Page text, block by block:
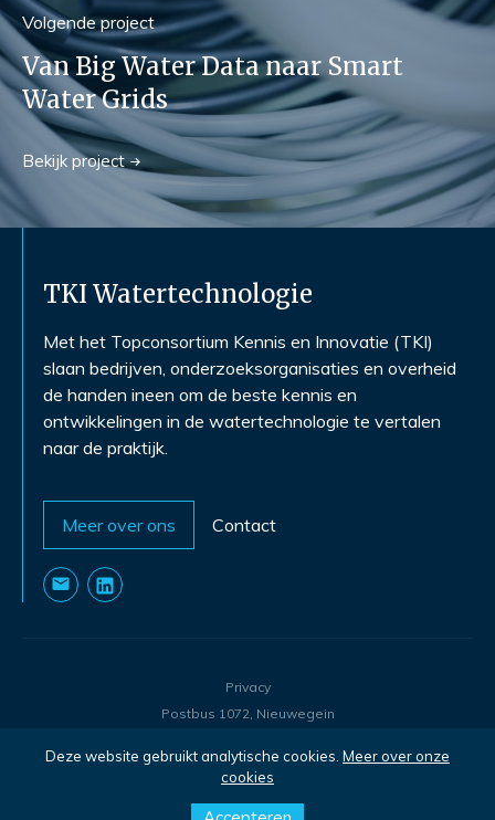
Volgende project
Van Big Water Data naar Smart
Water Grids
Bekijk project
Deze website gebruikt analytische cookies. Meer over onze
cookies
TKI Watertechnologie
Met het Topconsortium Kennis en Innovatie (TKI)
slaan bedrijven, onderzoeksorganisaties en overheid
de handen ineen om de beste kennis en
ontwikkelingen in de watertechnologie te vertalen
naar de praktijk.
Meer over ons Contact
Postbus 1072, Nieuwegein
Privacy